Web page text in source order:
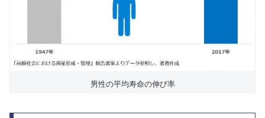
男性の平均寿命の伸び率